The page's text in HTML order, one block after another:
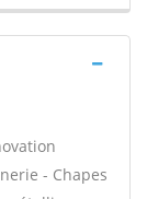
- Chapes